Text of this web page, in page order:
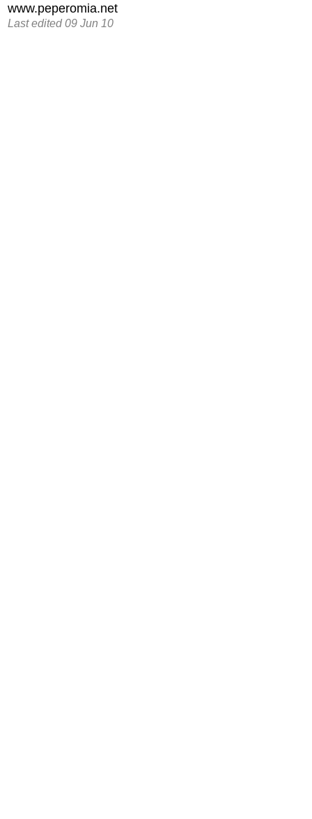
www.peperomia.net
Last edited 09 Jun 10